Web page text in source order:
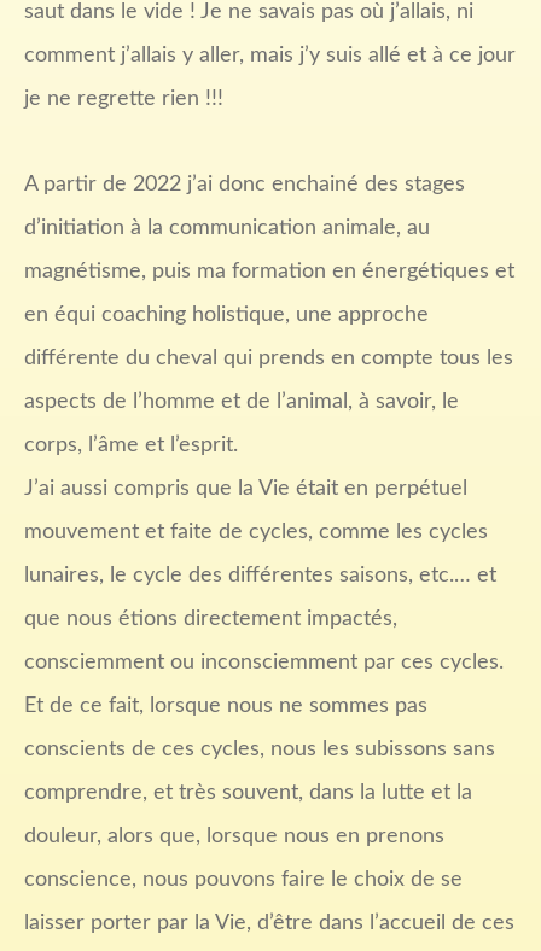
saut dans le vide ! Je ne savais pas où j’allais, ni
comment j’allais y aller, mais j’y suis allé et à ce jour
je ne regrette rien !!!
A partir de 2022 j’ai donc enchainé des stages
d’initiation à la communication animale, au
magnétisme, puis ma formation en énergétiques et
en équi coaching holistique, une approche
différente du cheval qui prends en compte tous les
aspects de l’homme et de l’animal, à savoir, le
corps, l’âme et l’esprit.
J’ai aussi compris que la Vie était en perpétuel
mouvement et faite de cycles, comme les cycles
lunaires, le cycle des différentes saisons, etc.… et
que nous étions directement impactés,
consciemment ou inconsciemment par ces cycles.
Et de ce fait, lorsque nous ne sommes pas
conscients de ces cycles, nous les subissons sans
comprendre, et très souvent, dans la lutte et la
douleur, alors que, lorsque nous en prenons
conscience, nous pouvons faire le choix de se
laisser porter par la Vie, d’être dans l’accueil de ces